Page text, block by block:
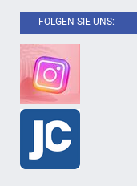
FOLGEN SIE UNS: